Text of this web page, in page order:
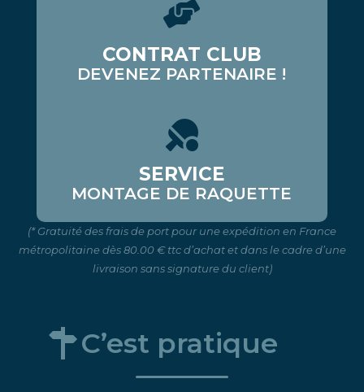
CONTRAT CLUB
DEVENEZ PARTENAIRE !
SERVICE
MONTAGE DE RAQUETTE
(* Gratuité des frais de port pour une expédition en France
métropolitaine dès 80.00 € ttc d’achat et dans le cadre d’une
livraison sans signature du client)
C’est pratique